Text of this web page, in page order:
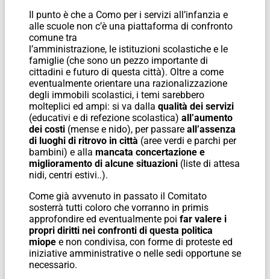
Il punto è che a Como per i servizi all’infanzia e
alle scuole non c’è una piattaforma di confronto
comune tra
l’amministrazione, le istituzioni scolastiche e le
famiglie (che sono un pezzo importante di
cittadini e futuro di questa città). Oltre a come
eventualmente orientare una razionalizzazione
degli immobili scolastici, i temi sarebbero
molteplici ed ampi: si va dalla qualità dei servizi
(educativi e di refezione scolastica) all’aumento
dei costi (mense e nido), per passare all’assenza
di luoghi di ritrovo in città (aree verdi e parchi per
bambini) e alla mancata concertazione e
miglioramento di alcune situazioni (liste di attesa
nidi, centri estivi..).
Come già avvenuto in passato il Comitato
sosterrà tutti coloro che vorranno in primis
approfondire ed eventualmente poi far valere i
propri diritti nei confronti di questa politica
miope e non condivisa, con forme di proteste ed
iniziative amministrative o nelle sedi opportune se
necessario.